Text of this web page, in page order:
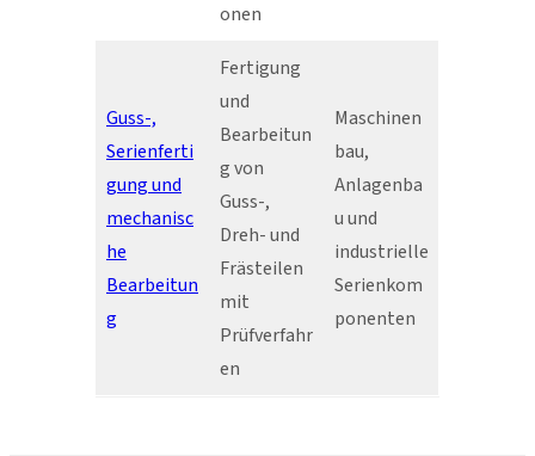
onen
Guss-,
Serienferti
gung und
mechanisc
he
Bearbeitun
g
Fertigung
und
Bearbeitun
g von
Guss-,
Dreh- und
Frästeilen
mit
Prüfverfahr
en
Maschinen
bau,
Anlagenba
u und
industrielle
Serienkom
ponenten